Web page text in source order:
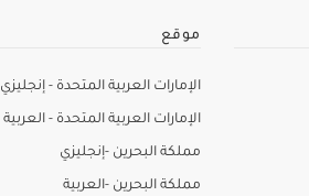
موقع
الإمارات العربية المتحدة - إنجليزي
الإمارات العربية المتحدة - العربية
مملكة البحرين -إنجليزي
مملكة البحرين -العربية